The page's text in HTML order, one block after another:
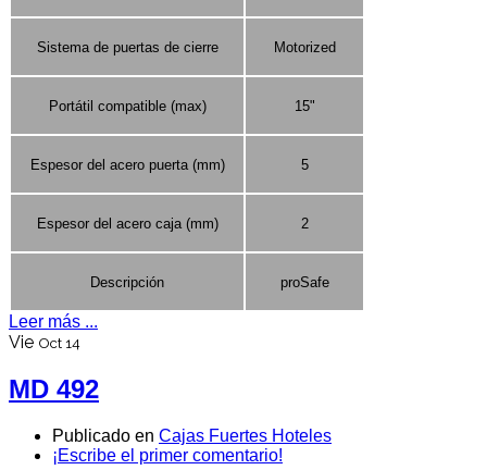
Sistema de puertas de cierre Motorized
Portátil compatible (max) 15"
Espesor del acero puerta (mm) 5
Espesor del acero caja (mm) 2
Descripción proSafe
Leer más ...
Vie Oct 14
MD 492
Publicado en Cajas Fuertes Hoteles
¡Escribe el primer comentario!